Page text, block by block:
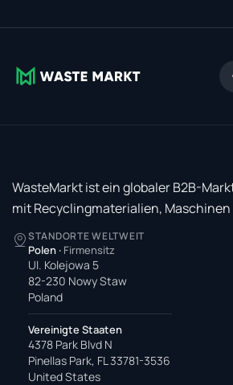
WasteMarkt ist ein globaler B2B-
mit Recyclingmaterialien,
STANDORTE WELTWEIT
Polen · Firmensitz
Ul. Kolejowa 5
82-230 Nowy Staw
Poland
Vereinigte Staaten
4378 Park Blvd N
Pinellas Park, FL 33781-3536
United States